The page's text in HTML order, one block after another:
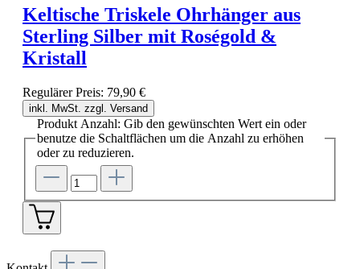
Keltische Triskele Ohrhänger aus
Sterling Silber mit Roségold &
Kristall
Regulärer Preis: 79,90 €
inkl. MwSt. zzgl. Versand
Produkt Anzahl: Gib den gewünschten Wert ein oder
benutze die Schaltflächen um die Anzahl zu erhöhen
oder zu reduzieren.